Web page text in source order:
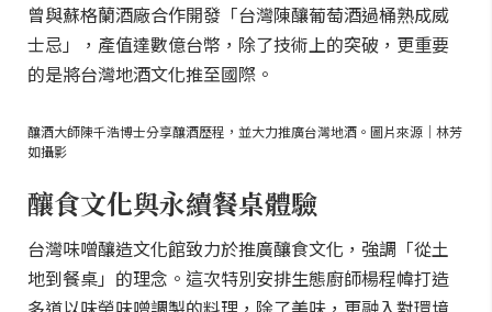
曾與蘇格蘭酒廠合作開發「台灣陳釀葡萄酒過桶熟成威
士忌」，產值達數億台幣，除了技術上的突破，更重要
的是將台灣地酒文化推至國際。
釀酒大師陳千浩博士分享釀酒歷程，並大力推廣台灣地酒。圖片來源｜林芳
如攝影
釀食文化與永續餐桌體驗
台灣味噌釀造文化館致力於推廣釀食文化，強調「從土
地到餐桌」的理念。這次特別安排生態廚師楊程幃打造